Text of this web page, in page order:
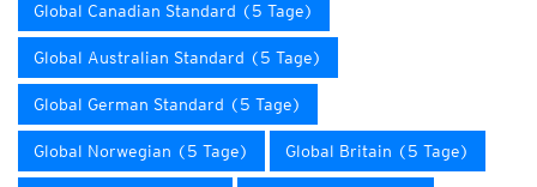
Global Canadian Standard (5 Tage)
Global Australian Standard (5 Tage)
Global German Standard (5 Tage)
Global Norwegian (5 Tage) Global Britain (5 Tage)